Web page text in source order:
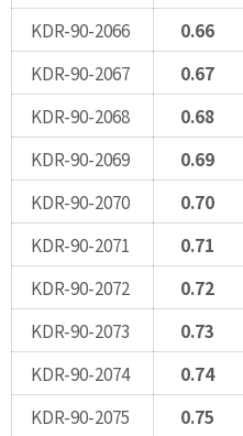
KDR-90-2066
0.66
KDR-90-2067
0.67
KDR-90-2068
0.68
KDR-90-2069
0.69
KDR-90-2070
0.70
KDR-90-2071
0.71
KDR-90-2072
0.72
KDR-90-2073
0.73
KDR-90-2074
0.74
KDR-90-2075
0.75